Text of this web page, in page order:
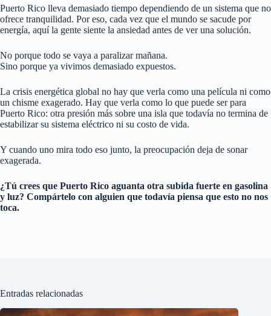
Puerto Rico lleva demasiado tiempo dependiendo de un sistema que no
ofrece tranquilidad. Por eso, cada vez que el mundo se sacude por
energía, aquí la gente siente la ansiedad antes de ver una solución.
No porque todo se vaya a paralizar mañana.
Sino porque ya vivimos demasiado expuestos.
La crisis energética global no hay que verla como una película ni como
un chisme exagerado. Hay que verla como lo que puede ser para
Puerto Rico: otra presión más sobre una isla que todavía no termina de
estabilizar su sistema eléctrico ni su costo de vida.
Y cuando uno mira todo eso junto, la preocupación deja de sonar
exagerada.
¿Tú crees que Puerto Rico aguanta otra subida fuerte en gasolina
y luz? Compártelo con alguien que todavía piensa que esto no nos
toca.
Entradas relacionadas